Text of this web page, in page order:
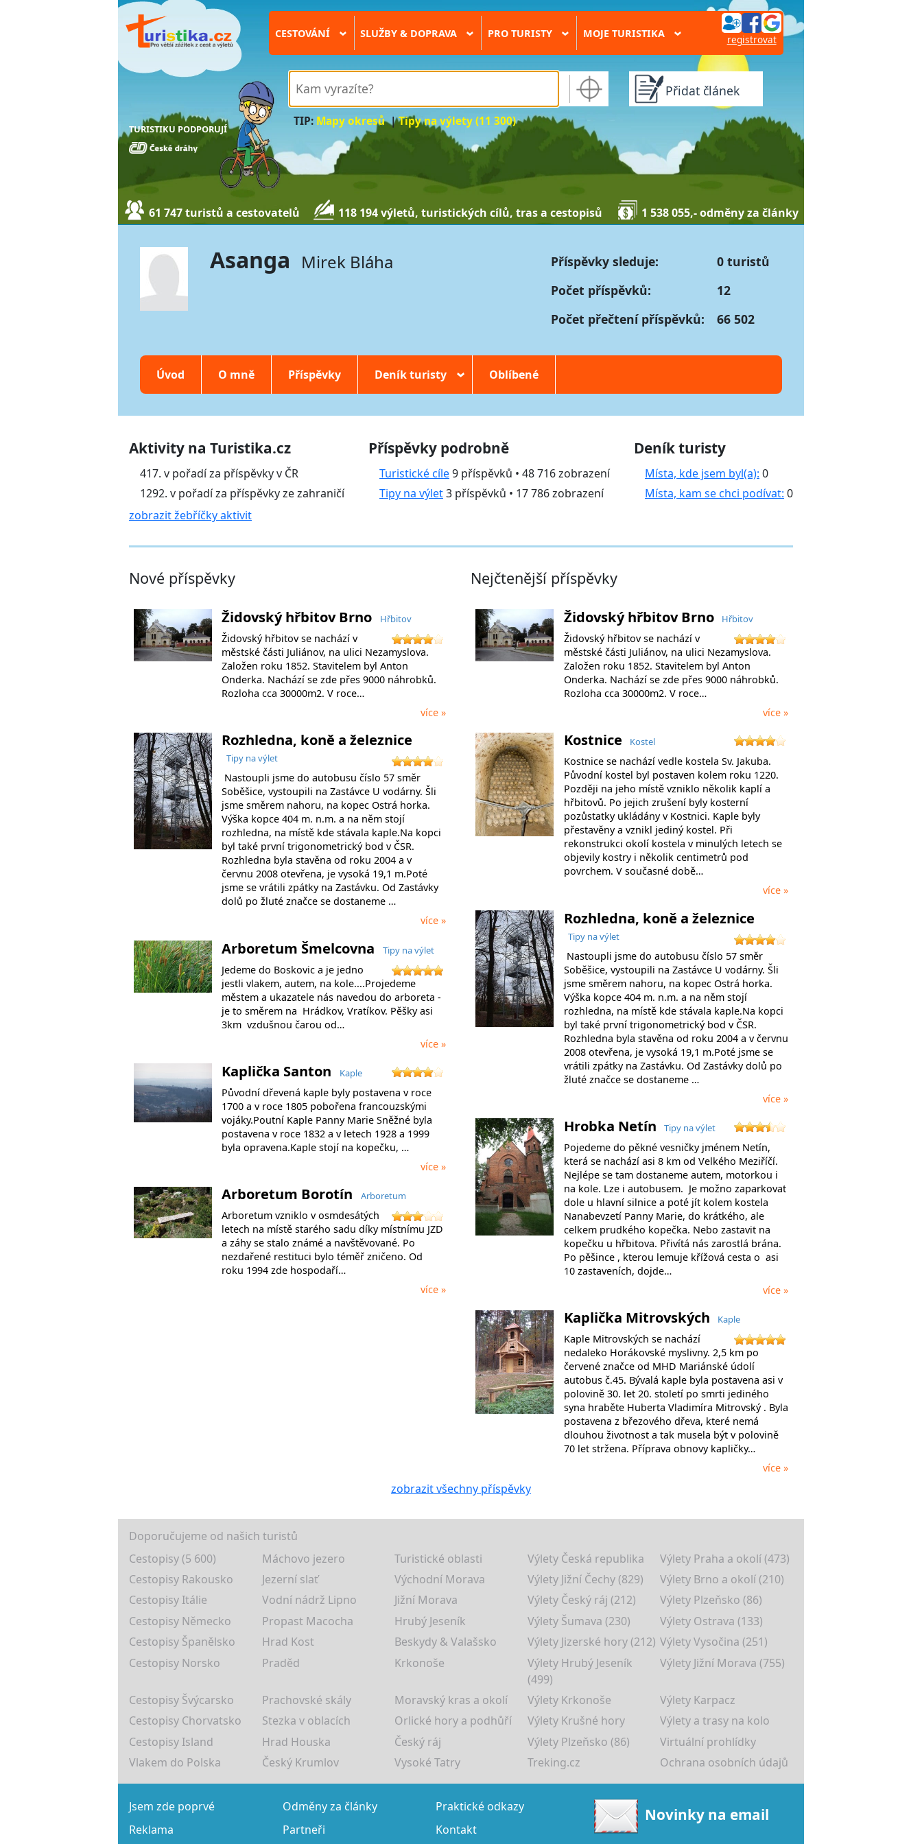
TURISTIKU PODPORUJÍ
CESTOVÁNÍ › SLUŽBY & DOPRAVA › PRO TURISTY › MOJE TURISTIKA › registrovat
TIP: Mapy okresů|Tipy na výlety (11 300)
Přidat článek
61 747 turistů a cestovatelů 118 194 výletů, turistických cílů, tras a cestopisů 1 538 055,- odměny za články
Asanga Mirek Bláha Příspěvky sleduje:
0 turistů
Počet příspěvků:
12
Počet přečtení příspěvků:
66 502
Úvod O mně Příspěvky Deník turisty › Oblíbené
Aktivity na Turistika.cz
417. v pořadí za příspěvky v ČR
1292. v pořadí za příspěvky ze zahraničí
zobrazit žebříčky aktivit
Příspěvky podrobně
Turistické cíle9 příspěvků • 48 716 zobrazení
Tipy na výlet3 příspěvků • 17 786 zobrazení
Deník turisty
Místa, kde jsem byl(a): 0
Místa, kam se chci podívat: 0
Nové příspěvky
Židovský hřbitov Brno Hřbitov
Židovský hřbitov se nachází v
městské části Juliánov, na ulici Nezamyslova.
Založen roku 1852. Stavitelem byl Anton
Onderka. Nachází se zde přes 9000 náhrobků.
Rozloha cca 30000m2. V roce…
více »
Rozhledna, koně a železnice
Tipy na výlet
Nastoupli jsme do autobusu číslo 57 směr
Soběšice, vystoupili na Zastávce U vodárny. Šli
jsme směrem nahoru, na kopec Ostrá horka.
Výška kopce 404 m. n.m. a na něm stojí
rozhledna, na místě kde stávala kaple.Na kopci
byl také první trigonometrický bod v ČSR.
Rozhledna byla stavěna od roku 2004 a v
červnu 2008 otevřena, je vysoká 19,1 m.Poté
jsme se vrátili zpátky na Zastávku. Od Zastávky
dolů po žluté značce se dostaneme …
více »
Arboretum Šmelcovna Tipy na výlet
Jedeme do Boskovic a je jedno
jestli vlakem, autem, na kole....Projedeme
městem a ukazatele nás navedou do arboreta -
je to směrem na Hrádkov, Vratíkov. Pěšky asi
3km vzdušnou čarou od…
více »
Kaplička Santon Kaple
Původní dřevená kaple byly postavena v roce
1700 a v roce 1805 pobořena francouzskými
vojáky.Poutní Kaple Panny Marie Sněžné byla
postavena v roce 1832 a v letech 1928 a 1999
byla opravena.Kaple stojí na kopečku, …
více »
Arboretum Borotín Arboretum
Arboretum vzniklo v osmdesátých
letech na místě starého sadu díky místnímu JZD
a záhy se stalo známé a navštěvované. Po
nezdařené restituci bylo téměř zničeno. Od
roku 1994 zde hospodaří…
více »
Nejčtenější příspěvky
Židovský hřbitov Brno Hřbitov
Židovský hřbitov se nachází v
městské části Juliánov, na ulici Nezamyslova.
Založen roku 1852. Stavitelem byl Anton
Onderka. Nachází se zde přes 9000 náhrobků.
Rozloha cca 30000m2. V roce…
více »
Kostnice Kostel
Kostnice se nachází vedle kostela Sv. Jakuba.
Původní kostel byl postaven kolem roku 1220.
Později na jeho místě vzniklo několik kaplí a
hřbitovů. Po jejich zrušení byly kosterní
pozůstatky ukládány v Kostnici. Kaple byly
přestavěny a vznikl jediný kostel. Při
rekonstrukci okolí kostela v minulých letech se
objevily kostry i několik centimetrů pod
povrchem. V současné době…
více »
Rozhledna, koně a železnice
Tipy na výlet
Nastoupli jsme do autobusu číslo 57 směr
Soběšice, vystoupili na Zastávce U vodárny. Šli
jsme směrem nahoru, na kopec Ostrá horka.
Výška kopce 404 m. n.m. a na něm stojí
rozhledna, na místě kde stávala kaple.Na kopci
byl také první trigonometrický bod v ČSR.
Rozhledna byla stavěna od roku 2004 a v červnu
2008 otevřena, je vysoká 19,1 m.Poté jsme se
vrátili zpátky na Zastávku. Od Zastávky dolů po
žluté značce se dostaneme …
více »
Hrobka Netín Tipy na výlet
Pojedeme do pěkné vesničky jménem Netín,
která se nachází asi 8 km od Velkého Meziříčí.
Nejlépe se tam dostaneme autem, motorkou i
na kole. Lze i autobusem. Je možno zaparkovat
dole u hlavní silnice a poté jít kolem kostela
Nanabevzetí Panny Marie, do krátkého, ale
celkem prudkého kopečka. Nebo zastavit na
kopečku u hřbitova. Přivítá nás zarostlá brána.
Po pěšince , kterou lemuje křížová cesta o asi
10 zastaveních, dojde…
více »
Kaplička Mitrovských Kaple
Kaple Mitrovských se nachází
nedaleko Horákovské myslivny. 2,5 km po
červené značce od MHD Mariánské údolí
autobus č.45. Bývalá kaple byla postavena asi v
polovině 30. let 20. století po smrti jediného
syna hraběte Huberta Vladimíra Mitrovský . Byla
postavena z březového dřeva, které nemá
dlouhou životnost a tak musela být v polovině
70 let stržena. Příprava obnovy kapličky…
více »
zobrazit všechny příspěvky
Doporučujeme od našich turistů
Cestopisy (5 600)
Máchovo jezero Turistické oblasti Výlety Česká republika
Výlety Praha a okolí (473)
Cestopisy Rakousko
Jezerní slať Východní Morava Výlety Jižní Čechy (829)
Výlety Brno a okolí (210)
Cestopisy Itálie
Vodní nádrž Lipno Jižní Morava Výlety Český ráj (212)
Výlety Plzeňsko (86)
Cestopisy Německo
Propast Macocha Hrubý Jeseník Výlety Šumava (230)
Výlety Ostrava (133)
Cestopisy Španělsko
Hrad Kost Beskydy & Valašsko Výlety Jizerské hory (212) Výlety Vysočina (251)
Cestopisy Norsko
Praděd Krkonoše
Výlety Hrubý Jeseník
(499)
Výlety Jižní Morava (755)
Cestopisy Švýcarsko Prachovské skály Moravský kras a okolí Výlety Krkonoše
Výlety Karpacz
Cestopisy Chorvatsko
Stezka v oblacích Orlické hory a podhůří Výlety Krušné hory
Výlety a trasy na kolo
Cestopisy Island
Hrad Houska Český ráj Výlety Plzeňsko (86)
Virtuální prohlídky
Vlakem do Polska
Český Krumlov Vysoké Tatry Treking.cz Ochrana osobních údajů
Jsem zde poprvé Odměny za články
Praktické odkazy
Reklama
Partneři Kontakt
Novinky na email